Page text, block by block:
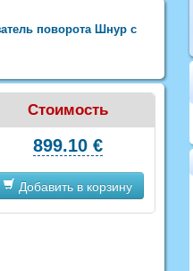
поворота Шнур с
Стоимость
899.10 €
Добавить в корзину